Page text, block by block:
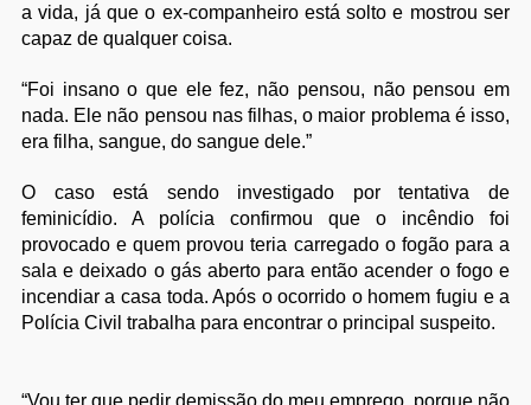
a vida, já que o ex-companheiro está solto e mostrou ser
capaz de qualquer coisa.
“Foi insano o que ele fez, não pensou, não pensou em
nada. Ele não pensou nas filhas, o maior problema é isso,
era filha, sangue, do sangue dele.”
O caso está sendo investigado por tentativa de
feminicídio. A polícia confirmou que o incêndio foi
provocado e quem provou teria carregado o fogão para a
sala e deixado o gás aberto para então acender o fogo e
incendiar a casa toda. Após o ocorrido o homem fugiu e a
Polícia Civil trabalha para encontrar o principal suspeito.
“Vou ter que pedir demissão do meu emprego, porque não